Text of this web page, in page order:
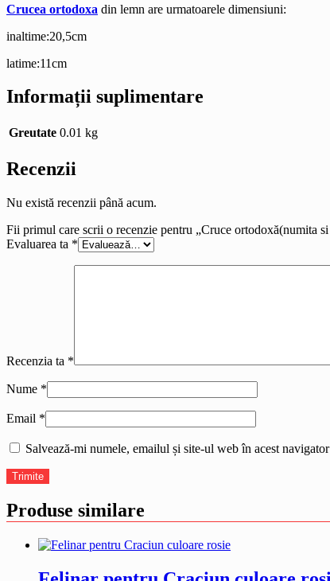
Crucea ortodoxa din lemn are urmatoarele dimensiuni:
inaltime:20,5cm
latime:11cm
Informații suplimentare
Greutate 0.01 kg
Recenzii
Nu există recenzii până acum.
Fii primul care scrii o recenzie pentru „Cruce ortodoxă(numita
Evaluarea ta *
Recenzia ta *
Nume *
Email *
Salvează-mi numele, emailul și site-ul web în acest
Produse similare